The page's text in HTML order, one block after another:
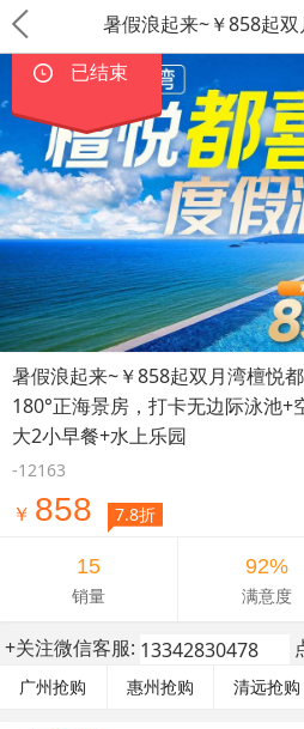
暑假浪起来~￥858起
已结束
暑假浪起来~￥858起双月湾檀悦
180°正海景房，打卡无边际泳池
大2小早餐+水上乐园
-12163
￥ 858 7.8折
15
销量
92%
满意度
+关注微信客服:
广州抢购 惠州抢购 清远抢购